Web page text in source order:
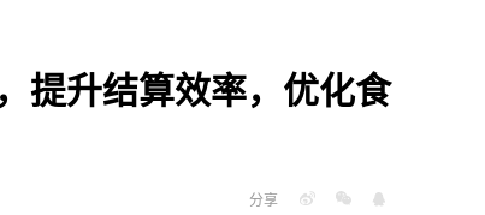
提升结算效率，优化食
分享